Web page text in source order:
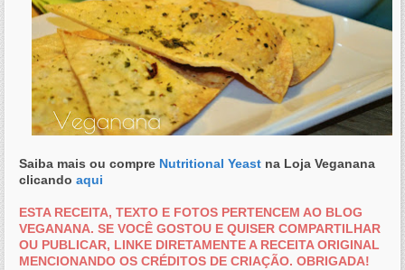
Saiba mais ou compre Nutritional Yeast na Loja Veganana
clicando aqui
ESTA RECEITA, TEXTO E FOTOS PERTENCEM AO BLOG
VEGANANA. SE VOCÊ GOSTOU E QUISER COMPARTILHAR
OU PUBLICAR, LINKE DIRETAMENTE A RECEITA ORIGINAL
MENCIONANDO OS CRÉDITOS DE CRIAÇÃO. OBRIGADA!